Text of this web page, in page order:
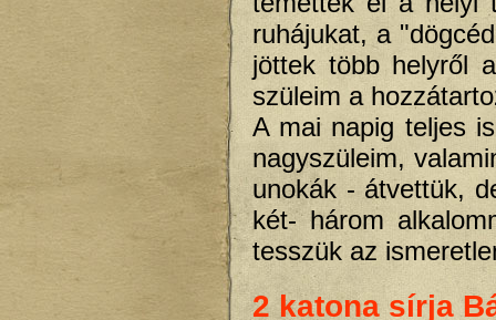
ruhájukat, a
jöttek több helyről
szüleim a
A mai napig teljes
nagyszüleim,
unokák - átvettük,
két- három
tesszük az
2 katona sírja